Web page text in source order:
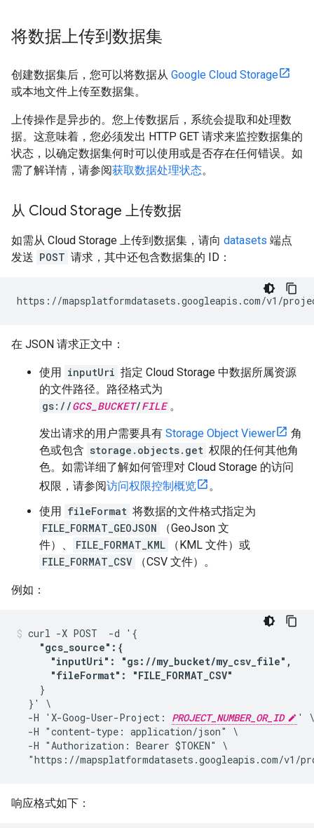
将数据上传到数据集
创建数据集后，您可以将数据从 Google Cloud Storage
或本地文件上传至数据集。
上传操作是异步的。您上传数据后，系统会提取和处理数
据。这意味着，您必须发出 HTTP GET 请求来监控数据集的
状态，以确定数据集何时可以使用或是否存在任何错误。如
需了解详情，请参阅获取数据处理状态。
从 Cloud Storage 上传数据
如需从 Cloud Storage 上传到数据集，请向 datasets 端点
发送 POST 请求，其中还包含数据集的 ID：
https://mapsplatformdatasets.googleapis.com/v1/
在 JSON 请求正文中：
使用 inputUri 指定 Cloud Storage 中数据所属资源
的文件路径。路径格式为
gs://GCS_BUCKET/FILE 。
发出请求的用户需要具有 Storage Object Viewer
角
色或包含 storage.objects.get 权限的任何其他角
色。如需详细了解如何管理对 Cloud Storage 的访问
权限，请参阅访问权限控制概览
。
使用 fileFormat 将数据的文件格式指定为
FILE_FORMAT_GEOJSON
（GeoJson 文
件）、
FILE_FORMAT_KML
（KML 文件）或
FILE_FORMAT_CSV
（CSV 文件）。
例如：
curl -X POST  -d '{
"gcs_source":{
      "inputUri": "gs://my_bucket/my_csv_file",
      "fileFormat": "FILE_FORMAT_CSV"
    }
  }' \
  -H 'X-Goog-User-Project:
PROJECT_NUMBER_OR_ID
' \
  -H "content-type: application/json" \
  -H "Authorization: Bearer $TOKEN" \
"https://mapsplatformdatasets.googleapis.com/v1/
响应格式如下：